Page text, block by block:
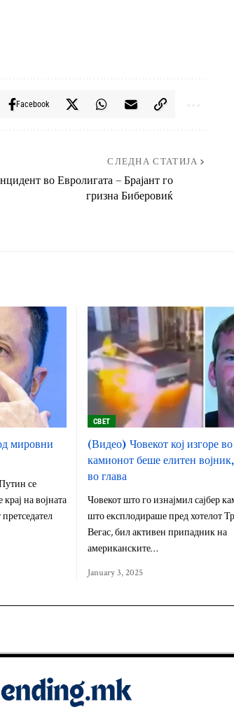
Facebook
СЛЕДНА СТАТИЈА
во Евролигата – Брајант го
гризна Биберовиќ
мировни
се
на војната
СВЕТ
(Видео) Човекот кој изгоре во
камионот беше елитен
во глава
Човекот што го изнајмил сајбер
што експлодираше пред хотелот
Вегас, бил активен припадник на
американските…
January 3, 2025